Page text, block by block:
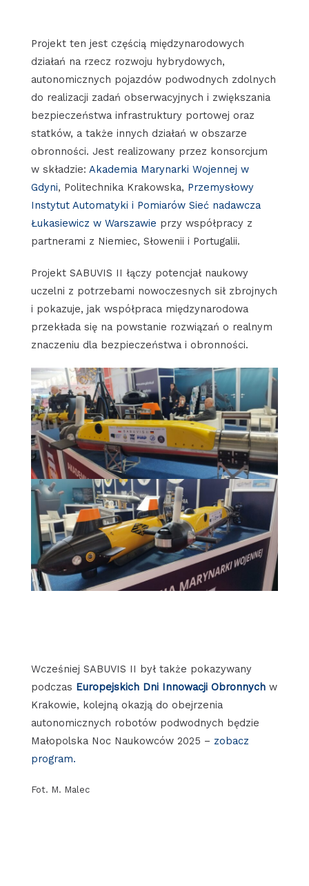
Projekt ten jest częścią międzynarodowych
działań na rzecz rozwoju hybrydowych,
autonomicznych pojazdów podwodnych zdolnych
do realizacji zadań obserwacyjnych i zwiększania
bezpieczeństwa infrastruktury portowej oraz
statków, a także innych działań w obszarze
obronności. Jest realizowany przez konsorcjum
w składzie: Akademia Marynarki Wojennej w
Gdyni, Politechnika Krakowska, Przemysłowy
Instytut Automatyki i Pomiarów Sieć nadawcza
Łukasiewicz w Warszawie przy współpracy z
partnerami z Niemiec, Słowenii i Portugalii.
Projekt SABUVIS II łączy potencjał naukowy
uczelni z potrzebami nowoczesnych sił zbrojnych
i pokazuje, jak współpraca międzynarodowa
przekłada się na powstanie rozwiązań o realnym
znaczeniu dla bezpieczeństwa i obronności.
Wcześniej SABUVIS II był także pokazywany
podczas Europejskich Dni Innowacji Obronnych w
Krakowie, kolejną okazją do obejrzenia
autonomicznych robotów podwodnych będzie
Małopolska Noc Naukowców 2025 – zobacz
program.
Fot. M. Malec